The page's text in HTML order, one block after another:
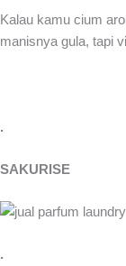
Kalau kamu cium
manisnya gula, tapi
.
SAKURISE
.